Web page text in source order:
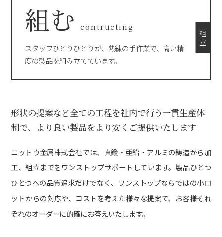
組む contructing
スタッフひとりひとりが、熟練の手作業で、高い精
度の製品を組み立てています。
組 立
形状の提案など全ての工程を社内で行う一貫生産体
制で、
より良い製品をより安くご提供いたします
ニットウ金属株式会社では、真鍮・亜鉛・アルミの鋳造から加
工、組立までをワンストップサポートしています。製品ひとつ
ひとつへの品質追求だけでなく、ワンストップならではの小ロ
ットからの対応や、コストを考えた様々な提案で、お客様それ
ぞれのオーダーに的確にお答えいたします。